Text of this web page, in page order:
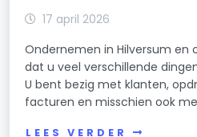
17 april 2026
Ondernemen in Hilversum
dat u veel verschillende
U bent bezig met klanten,
facturen en misschien ook
LEES VERDER